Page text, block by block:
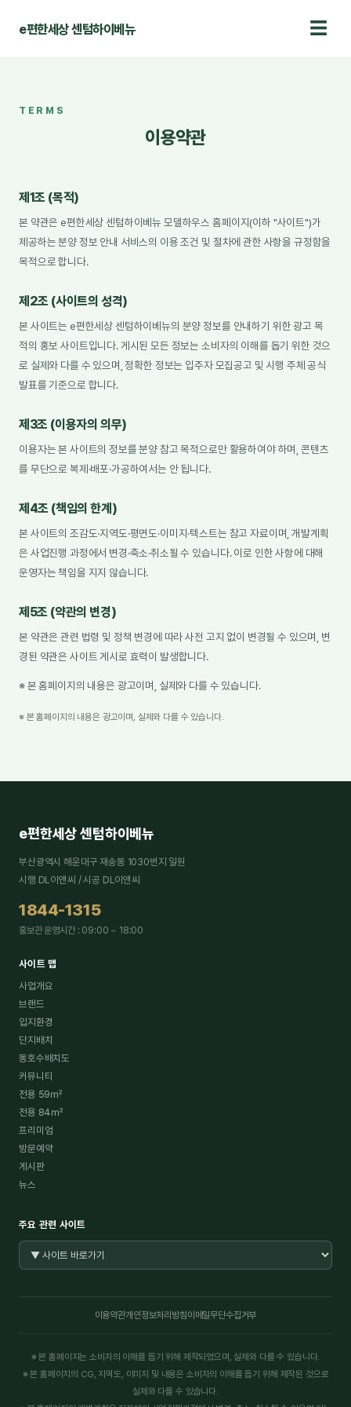
e편한세상 센텀하이베뉴 ☰
TERMS
이용약관
제1조 (목적)
본 약관은 e편한세상 센텀하이베뉴 모델하우스 홈페이지(이하 "사이트")가
제공하는 분양 정보 안내 서비스의 이용 조건 및 절차에 관한 사항을 규정함을
목적으로 합니다.
제2조 (사이트의 성격)
본 사이트는 e편한세상 센텀하이베뉴의 분양 정보를 안내하기 위한 광고 목
적의 홍보 사이트입니다. 게시된 모든 정보는 소비자의 이해를 돕기 위한 것으
로 실제와 다를 수 있으며, 정확한 정보는 입주자 모집공고 및 시행 주체 공식
발표를 기준으로 합니다.
제3조 (이용자의 의무)
이용자는 본 사이트의 정보를 분양 참고 목적으로만 활용하여야 하며, 콘텐츠
를 무단으로 복제·배포·가공하여서는 안 됩니다.
제4조 (책임의 한계)
본 사이트의 조감도·지역도·평면도·이미지·텍스트는 참고 자료이며, 개발계획
은 사업진행 과정에서 변경·축소·취소될 수 있습니다. 이로 인한 사항에 대해
운영자는 책임을 지지 않습니다.
제5조 (약관의 변경)
본 약관은 관련 법령 및 정책 변경에 따라 사전 고지 없이 변경될 수 있으며, 변
경된 약관은 사이트 게시로 효력이 발생합니다.
※ 본 홈페이지의 내용은 광고이며, 실제와 다를 수 있습니다.
※ 본 홈페이지의 내용은 광고이며, 실제와 다를 수 있습니다.
e편한세상 센텀하이베뉴
부산광역시 해운대구 재송동 1030번지 일원
시행 DL이앤씨 / 시공 DL이앤씨
1844-1315
홍보관 운영시간 : 09:00 ~ 18:00
사이트 맵
사업개요
브랜드
입지환경
단지배치
동호수배치도
커뮤니티
전용 59㎡
전용 84㎡
프리미엄
방문예약
게시판
뉴스
주요 관련 사이트
이용약관개인정보처리방침이메일무단수집거부
※ 본 홈페이지는 소비자의 이해를 돕기 위해 제작되었으며, 실제와 다를 수 있습니다.
※ 본 홈페이지의 CG, 지역도, 이미지 및 내용은 소비자의 이해를 돕기 위해 제작된 것으로
실제와 다를 수 있습니다.